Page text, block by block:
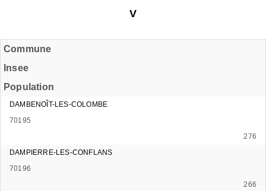
V
Commune
Insee
Population
DAMBENOÎT-LES-COLOMBE
70195
276
DAMPIERRE-LES-CONFLANS
70196
266